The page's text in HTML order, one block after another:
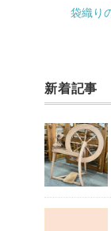
袋織り
新着記事